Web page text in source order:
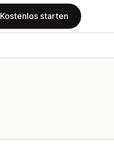
Kostenlos starten